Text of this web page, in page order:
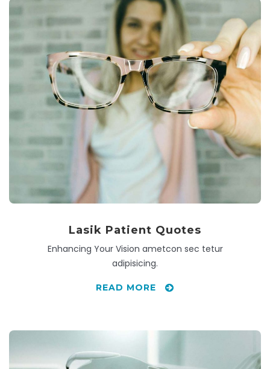
Lasik Patient Quotes
Enhancing Your Vision ametcon sec tetur
adipisicing.
READ MORE